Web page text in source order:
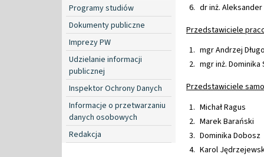
Programy studiów
Dokumenty publiczne
Imprezy PW
Udzielanie informacji
publicznej
Inspektor Ochrony Danych
Informacje o przetwarzaniu
danych osobowych
Redakcja
dr inż. Aleksander
Przedstawiciele
mgr Andrzej
mgr inż. Dominika
Przedstawiciele
Michał Ragus
Marek Barański
Dominika Dobosz
Karol